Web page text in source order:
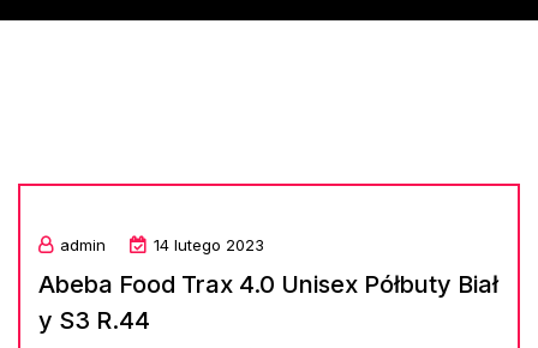
admin 14 lutego 2023
Abeba Food Trax 4.0 Unisex Półbuty Biał
y S3 R.44